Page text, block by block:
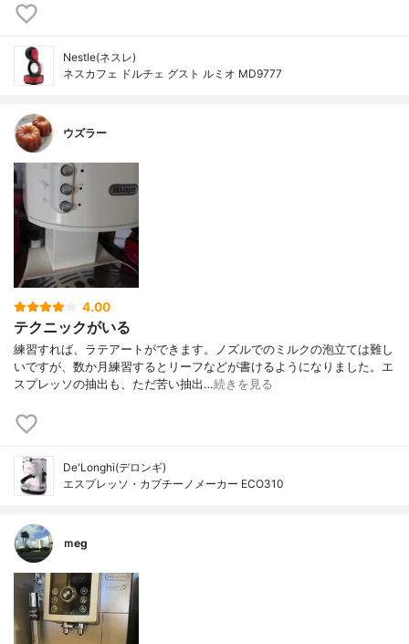
Nestle(ネスレ)
ネスカフェ ドルチェ グスト ルミオ MD9777
ウズラー
4.00
テクニックがいる
練習すれば、ラテアートができます。ノズルでのミルクの泡立ては難し
いですが、数か月練習するとリーフなどが書けるようになりました。エ
スプレッソの抽出も、ただ苦い抽出…続きを見る
De'Longhi(デロンギ)
エスプレッソ・カプチーノメーカー ECO310
ｍeg